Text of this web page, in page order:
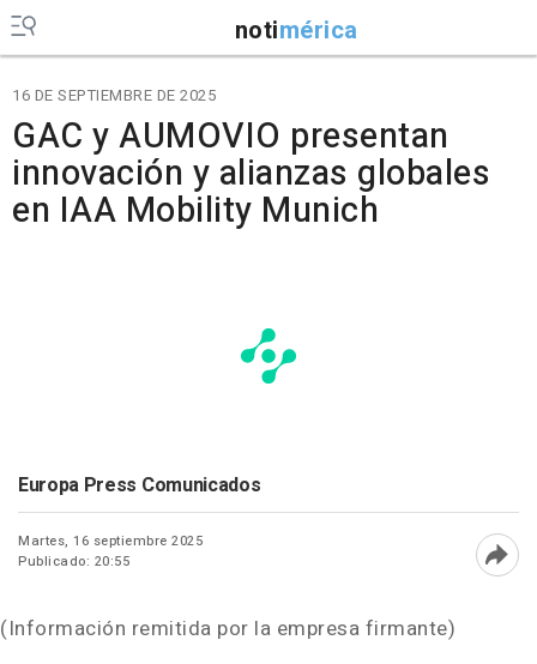
notimérica
16 DE SEPTIEMBRE DE 2025
GAC y AUMOVIO presentan
innovación y alianzas globales
en IAA Mobility Munich
Europa Press Comunicados
Martes, 16 septiembre 2025
Publicado: 20:55
(Información remitida por la empresa firmante)